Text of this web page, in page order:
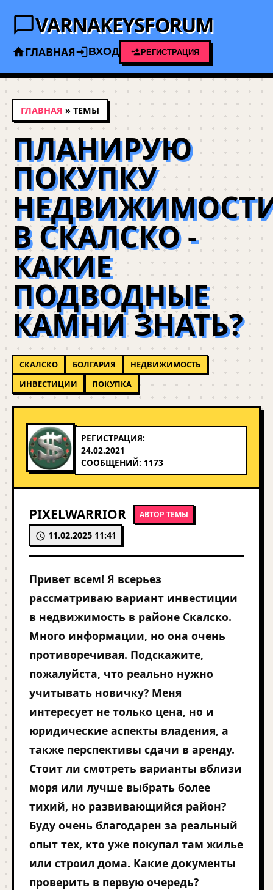
VARNAKEYSFORUM
ГЛАВНАЯ ВХОД РЕГИСТРАЦИЯ
ГЛАВНАЯ » ТЕМЫ
ПЛАНИРУЮ
ПОКУПКУ
В СКАЛСКО -
КАКИЕ
ПОДВОДНЫЕ
КАМНИ ЗНАТЬ?
СКАЛСКО БОЛГАРИЯ
НЕДВИЖИМОСТЬ
ИНВЕСТИЦИИ
ПОКУПКА
РЕГИСТРАЦИЯ:
24.02.2021
СООБЩЕНИЙ: 1173
PIXELWARRIOR АВТОР ТЕМЫ
11.02.2025 11:41
Привет всем! Я всерьез
рассматриваю вариант инвестиции
в недвижимость в районе Скалско.
Много информации, но она очень
противоречивая. Подскажите,
пожалуйста, что реально нужно
учитывать новичку? Меня
интересует не только цена, но и
юридические аспекты владения, а
также перспективы сдачи в аренду.
Стоит ли смотреть варианты вблизи
моря или лучше выбрать более
тихий, но развивающийся район?
Буду очень благодарен за реальный
опыт тех, кто уже покупал там жилье
или строил дома. Какие документы
проверить в первую очередь?